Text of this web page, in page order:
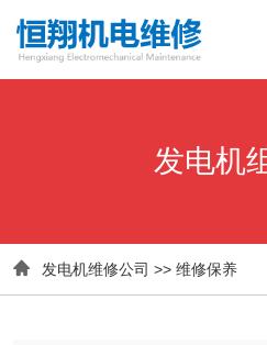
发电机
 发电机维修公司 >> 维修保养